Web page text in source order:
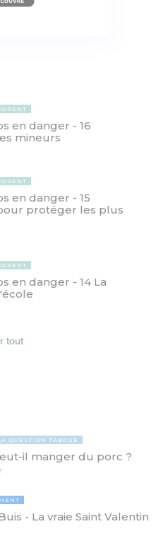
en danger - 16
mineurs
en danger - 15
protéger les plus
en danger - 14 La
tout
QUESTION TABOUE
il manger du porc ?
- La vraie Saint Valentin